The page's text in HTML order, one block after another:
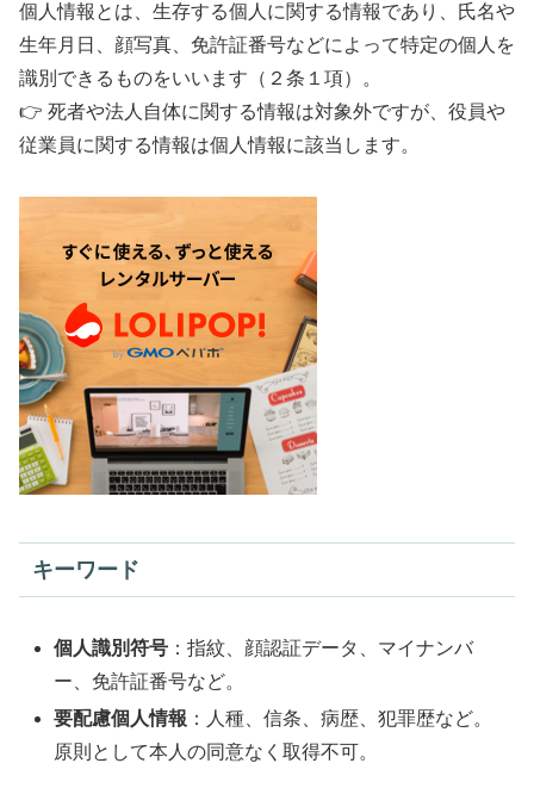
個人情報とは、生存する個人に関する情報であり、氏名や
生年月日、顔写真、免許証番号などによって特定の個人を
識別できるものをいいます（２条１項）。
👉 死者や法人自体に関する情報は対象外ですが、役員や
従業員に関する情報は個人情報に該当します。
キーワード
個人識別符号 ：指紋、顔認証データ、マイナンバ
ー、免許証番号など。
要配慮個人情報 ：人種、信条、病歴、犯罪歴など。
原則として本人の同意なく取得不可。